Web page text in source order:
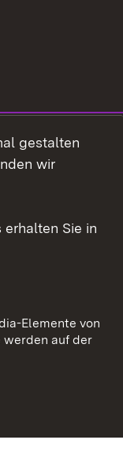
gestalten
wir
erhalten Sie in
Elemente von
werden auf der